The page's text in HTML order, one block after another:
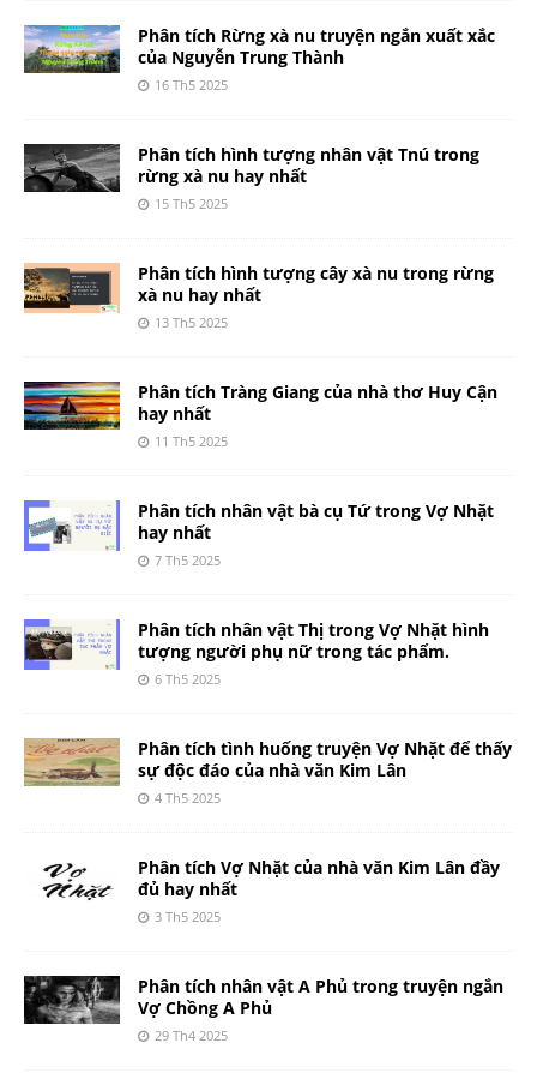
Phân tích Rừng xà nu truyện ngắn xuất xắc
của Nguyễn Trung Thành
16 Th5 2025
Phân tích hình tượng nhân vật Tnú trong
rừng xà nu hay nhất
15 Th5 2025
Phân tích hình tượng cây xà nu trong rừng
xà nu hay nhất
13 Th5 2025
Phân tích Tràng Giang của nhà thơ Huy Cận
hay nhất
11 Th5 2025
Phân tích nhân vật bà cụ Tứ trong Vợ Nhặt
hay nhất
7 Th5 2025
Phân tích nhân vật Thị trong Vợ Nhặt hình
tượng người phụ nữ trong tác phẩm.
6 Th5 2025
Phân tích tình huống truyện Vợ Nhặt để thấy
sự độc đáo của nhà văn Kim Lân
4 Th5 2025
Phân tích Vợ Nhặt của nhà văn Kim Lân đầy
đủ hay nhất
3 Th5 2025
Phân tích nhân vật A Phủ trong truyện ngắn
Vợ Chồng A Phủ
29 Th4 2025